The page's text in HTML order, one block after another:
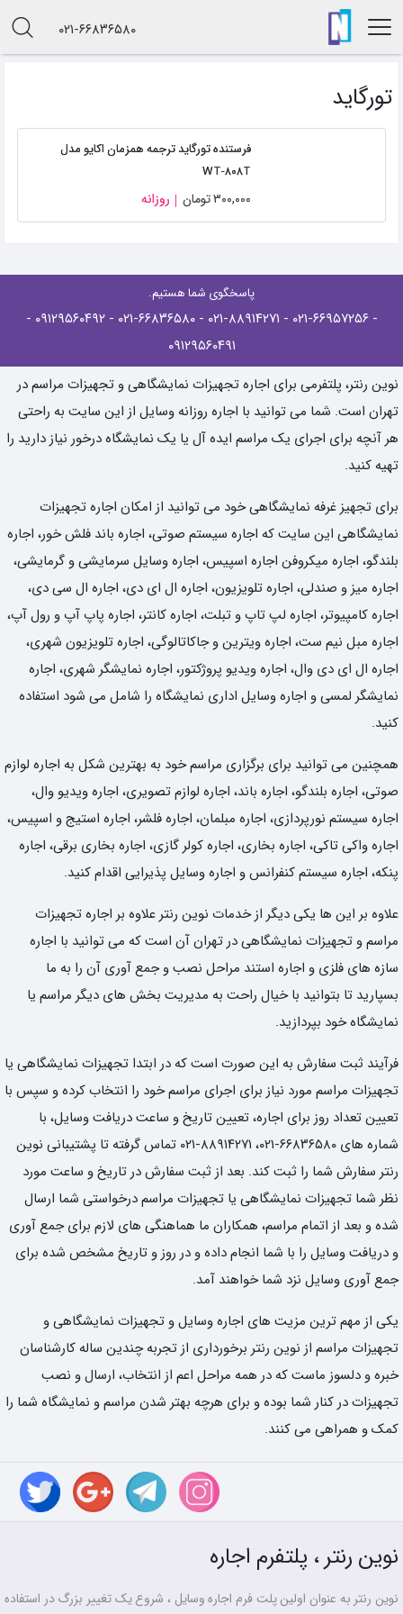
۰۲۱-۶۶۸۳۶۵۸۰
تورگاید
فرستنده تورگاید ترجمه همزمان اکایو مدل
WT-۸۰۸T
۳۰۰,۰۰۰تومان روزانه
پاسخگوی شما هستیم.
- ۰۲۱-۶۶۹۵۷۲۵۶ - ۰۲۱-۸۸۹۱۴۲۷۱ - ۰۲۱-۶۶۸۳۶۵۸۰ - ۰۹۱۲۹۵۶۰۴۹۲
-
۰۹۱۲۹۵۶۰۴۹۱
نوین رنتر، پلتفرمی برای اجاره تجهیزات نمایشگاهی و تجهیزات مراسم در
تهران است. شما می توانید با اجاره روزانه وسایل از این سایت به راحتی
هر آنچه برای اجرای یک مراسم ایده آل یا یک نمایشگاه درخور نیاز دارید را
تهیه کنید.
برای تجهیز غرفه نمایشگاهی خود می توانید از امکان اجاره تجهیزات
نمایشگاهی این سایت که اجاره سیستم صوتی، اجاره باند فلش خور، اجاره
بلندگو، اجاره میکروفن اجاره اسپیس، اجاره وسایل سرمایشی و گرمایشی،
اجاره میز و صندلی، اجاره تلویزیون، اجاره ال ای دی، اجاره ال سی دی،
اجاره کامپیوتر، اجاره لپ تاپ و تبلت، اجاره کانتر، اجاره پاپ آپ و رول آپ،
اجاره مبل نیم ست، اجاره ویترین و جاکاتالوگی، اجاره تلویزیون شهری،
اجاره ال ای دی وال، اجاره ویدیو پروژکتور، اجاره نمایشگر شهری، اجاره
نمایشگر لمسی و اجاره وسایل اداری نمایشگاه را شامل می شود استفاده
کنید.
همچنین می توانید برای برگزاری مراسم خود به بهترین شکل به اجاره لوازم
صوتی، اجاره بلندگو، اجاره باند، اجاره لوازم تصویری، اجاره ویدیو وال،
اجاره سیستم نورپردازی، اجاره مبلمان، اجاره فلشر، اجاره استیج و اسپیس،
اجاره واکی تاکی، اجاره بخاری، اجاره کولر گازی، اجاره بخاری برقی، اجاره
پنکه، اجاره سیستم کنفرانس و اجاره وسایل پذیرایی اقدام کنید.
علاوه بر این ها یکی دیگر از خدمات نوین رنتر علاوه بر اجاره تجهیزات
مراسم و تجهیزات نمایشگاهی در تهران آن است که می توانید با اجاره
سازه های فلزی و اجاره استند مراحل نصب و جمع آوری آن را به ما
بسپارید تا بتوانید با خیال راحت به مدیریت بخش های دیگر مراسم یا
نمایشگاه خود بپردازید.
فرآیند ثبت سفارش به این صورت است که در ابتدا تجهیزات نمایشگاهی یا
تجهیزات مراسم مورد نیاز برای اجرای مراسم خود را انتخاب کرده و سپس با
تعیین تعداد روز برای اجاره، تعیین تاریخ و ساعت دریافت وسایل، با
شماره های ۶۶۸۳۶۵۸۰-۰۲۱، ۸۸۹۱۴۲۷۱-۰۲۱ تماس گرفته تا پشتیبانی نوین
رنتر سفارش شما را ثبت کند. بعد از ثبت سفارش در تاریخ و ساعت مورد
نظر شما تجهیزات نمایشگاهی یا تجهیزات مراسم درخواستی شما ارسال
شده و بعد از اتمام مراسم، همکاران ما هماهنگی های لازم برای جمع آوری
و دریافت وسایل را با شما انجام داده و در روز و تاریخ مشخص شده برای
جمع آوری وسایل نزد شما خواهند آمد.
یکی از مهم ترین مزیت های اجاره وسایل و تجهیزات نمایشگاهی و
تجهیزات مراسم از نوین رنتر برخورداری از تجربه چندین ساله کارشناسان
خبره و دلسوز ماست که در همه مراحل اعم از انتخاب، ارسال و نصب
تجهیزات در کنار شما بوده و برای هرچه بهتر شدن مراسم و نمایشگاه شما را
کمک و همراهی می کنند.
نوین رنتر ، پلتفرم اجاره
نوین رنتر به عنوان اولین پلت فرم اجاره وسایل ، شروع یک تغییر بزرگ در استفاده